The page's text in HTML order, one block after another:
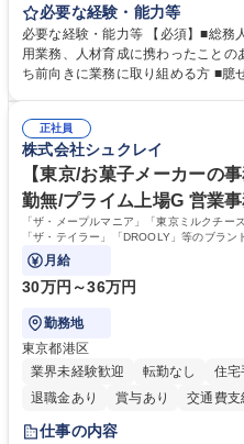
定、さらに社内の重要会議の運営等
務全般を担当していただきます。 【主な業務内容】 ■採用関係業務および
人材育成(社員研修)業務の推進 ■中
投資計画等の策定 ■社内の重要会議
務人事】経験者歓迎！/阪急阪神HD
必要な経験・能力等
必要な経験・能力等 【必須】■総務
用業務、人材育成に携わったことのある方 【求める人物像】 ■
ち前向きに業務に取り組める方 ■臆
囲のメンバーと協調しつつ主体性を
歴・資格 学歴：大学院 大学 高専 短
正社員
株式会社シュクレイ
【東京/お菓子メーカーの
勤無/プライム上場G 営業
「ザ・メープルマニア」「東京ミルクチー
「ザ・テイラー」「DROOLY」等のブラ
ブランド商品の事務業務をお任せいたします
月給
30万円～36万円
勤務地
東京都港区
業界未経験歓迎
転勤なし 住宅
退職金あり
賞与あり 交通費支
仕事の内容